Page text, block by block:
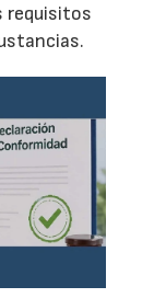
requisitos